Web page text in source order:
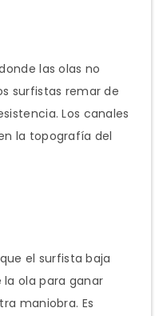
las olas no
surfistas remar de
Los canales
la topografía del
el surfista baja
ola para ganar
maniobra. Es